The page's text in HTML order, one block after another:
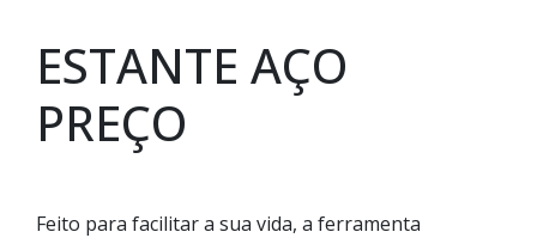
ESTANTE AÇO
PREÇO
Feito para facilitar a sua vida, a ferramenta